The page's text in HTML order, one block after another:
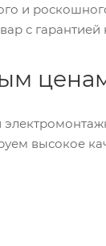
и
с гарантией
высокое